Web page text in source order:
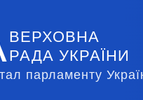
ВЕРХОВНА
РАДА УКРАЇНИ
парламенту